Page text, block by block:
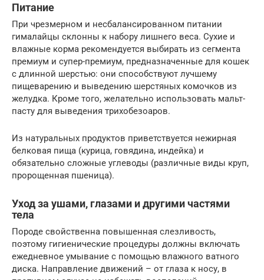
Питание
При чрезмерном и несбалансированном питании
гималайцы склонны к набору лишнего веса. Сухие и
влажные корма рекомендуется выбирать из сегмента
премиум и супер-премиум, предназначенные для кошек
с длинной шерстью: они способствуют лучшему
пищеварению и выведению шерстяных комочков из
желудка. Кроме того, желательно использовать мальт-
пасту для выведения трихобезоаров.
Из натуральных продуктов приветствуется нежирная
белковая пища (курица, говядина, индейка) и
обязательно сложные углеводы (различные виды круп,
пророщенная пшеница).
Уход за ушами, глазами и другими частями
тела
Породе свойственна повышенная слезливость,
поэтому гигиенические процедуры должны включать
ежедневное умывание с помощью влажного ватного
диска. Направление движений – от глаза к носу, в